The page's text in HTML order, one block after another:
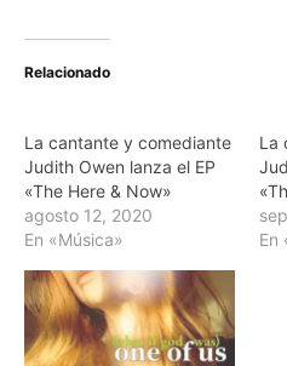
Relacionado
La cantante y comediante
Judith Owen lanza el EP
«The Here & Now»
agosto 12, 2020
En «Música»
La
En